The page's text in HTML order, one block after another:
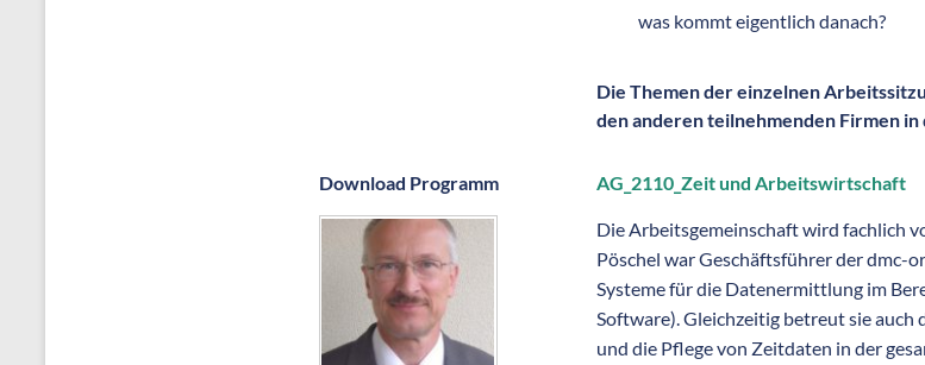
was kommt eigentlich danach?
Die Themen der einzelnen
den anderen teilnehmenden Firmen
Download Programm AG_2110_Zeit und Arbeitswirtschaft
Die Arbeitsgemeinschaft wird fachlich
Pöschel war Geschäftsführer der dmc-
Systeme für die Datenermittlung im
Software). Gleichzeitig betreut sie
und die Pflege von Zeitdaten in der